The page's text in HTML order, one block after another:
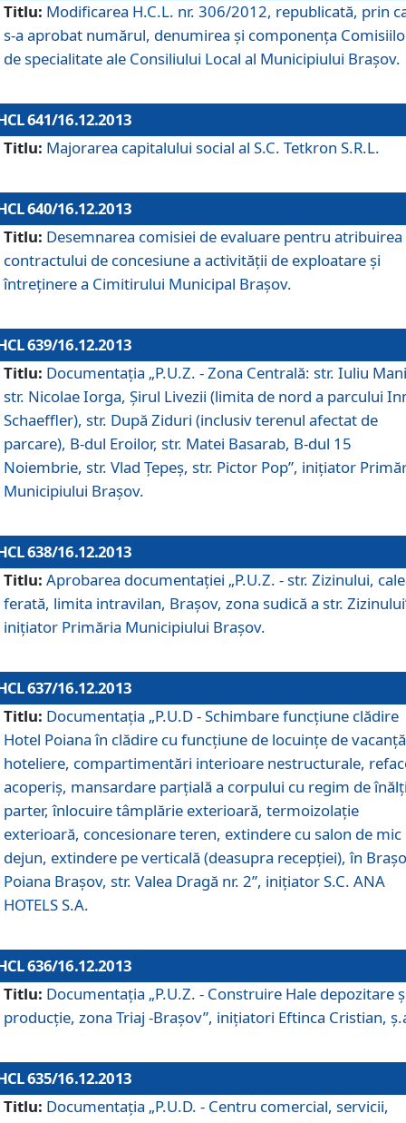
Titlu: Modificarea H.C.L. nr. 306/2012, republicată, prin
s-a aprobat numărul, denumirea şi componenţa
de specialitate ale Consiliului Local al Municipiului Braşov.
641/16.12.2013
Titlu: Majorarea capitalului social al S.C. Tetkron S.R.L.
640/16.12.2013
Titlu: Desemnarea comisiei de evaluare pentru atribuirea
contractului de concesiune a activităţii de exploatare şi
întreţinere a Cimitirului Municipal Braşov.
639/16.12.2013
Titlu: Documentaţia „P.U.Z. - Zona Centrală: str. Iuliu
str. Nicolae Iorga, Şirul Livezii (limita de nord a parcului
Schaeffler), str. După Ziduri (inclusiv terenul afectat de
parcare), B-dul Eroilor, str. Matei Basarab, B-dul 15
Noiembrie, str. Vlad Ţepeş, str. Pictor Pop”, iniţiator
Municipiului Braşov.
638/16.12.2013
Titlu: Aprobarea documentaţiei „P.U.Z. - str. Zizinului,
ferată, limita intravilan, Braşov, zona sudică a str.
iniţiator Primăria Municipiului Braşov.
637/16.12.2013
Titlu: Documentaţia „P.U.D - Schimbare funcţiune clădire
Hotel Poiana în clădire cu funcţiune de locuinţe de
hoteliere, compartimentări interioare nestructurale,
acoperiş, mansardare parţială a corpului cu regim de
parter, înlocuire tâmplărie exterioară, termoizolaţie
exterioară, concesionare teren, extindere cu salon de mic
dejun, extindere pe verticală (deasupra recepţiei), în
Poiana Braşov, str. Valea Dragă nr. 2”, iniţiator S.C. ANA
HOTELS S.A.
636/16.12.2013
Titlu: Documentaţia „P.U.Z. - Construire Hale depozitare
producţie, zona Triaj -Braşov”, iniţiatori Eftinca Cristian,
635/16.12.2013
Titlu: Documentaţia „P.U.D. - Centru comercial, servicii,